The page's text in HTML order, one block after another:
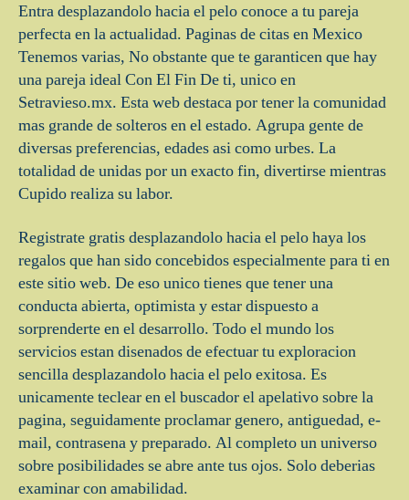
Entra desplazandolo hacia el pelo conoce a tu pareja
perfecta en la actualidad. Paginas de citas en Mexico
Tenemos varias, No obstante que te garanticen que hay
una pareja ideal Con El Fin De ti, unico en
Setravieso.mx. Esta web destaca por tener la comunidad
mas grande de solteros en el estado. Agrupa gente de
diversas preferencias, edades asi­ como urbes. La
totalidad de unidas por un exacto fin, divertirse mientras
Cupido realiza su labor.
Registrate gratis desplazandolo hacia el pelo haya los
regalos que han sido concebidos especialmente para ti en
este sitio web. De eso unico tienes que tener una
conducta abierta, optimista y estar dispuesto a
sorprenderte en el desarrollo. Todo el mundo los
servicios estan disenados de efectuar tu exploracion
sencilla desplazandolo hacia el pelo exitosa. Es
unicamente teclear en el buscador el apelativo sobre la
pagina, seguidamente proclamar genero, antiguedad, e-
mail, contrasena y preparado. Al completo un universo
sobre posibilidades se abre ante tus ojos. Solo deberias
examinar con amabilidad.